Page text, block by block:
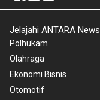
Jelajahi ANTARA
Polhukam
Olahraga
Ekonomi Bisnis
Otomotif